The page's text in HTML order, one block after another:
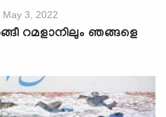
May 3, 2022
റമളാനിലും ഞങ്ങളെ